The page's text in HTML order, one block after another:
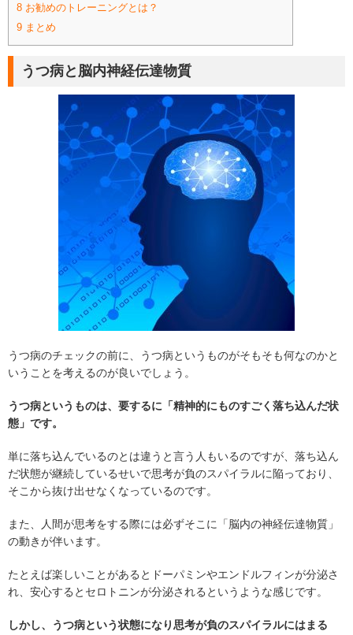
8 お勧めのトレーニングとは？
9 まとめ
うつ病と脳内神経伝達物質
うつ病のチェックの前に、うつ病というものがそもそも何なのかと
いうことを考えるのが良いでしょう。
うつ病というものは、要するに「精神的にものすごく落ち込んだ状
態」です。
単に落ち込んでいるのとは違うと言う人もいるのですが、落ち込ん
だ状態が継続しているせいで思考が負のスパイラルに陥っており、
そこから抜け出せなくなっているのです。
また、人間が思考をする際には必ずそこに「脳内の神経伝達物質」
の動きが伴います。
たとえば楽しいことがあるとドーパミンやエンドルフィンが分泌さ
れ、安心するとセロトニンが分泌されるというような感じです。
しかし、うつ病という状態になり思考が負のスパイラルにはまる